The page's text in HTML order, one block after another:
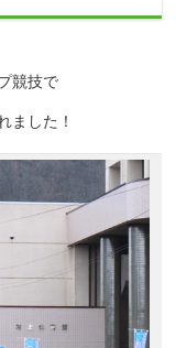
競技で
ました！